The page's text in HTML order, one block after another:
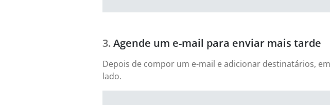
Agende um e-mail para enviar mais tarde
Depois de compor um e-mail e adicionar destinatários,
lado.